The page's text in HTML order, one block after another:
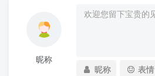
昵称
昵称 表情